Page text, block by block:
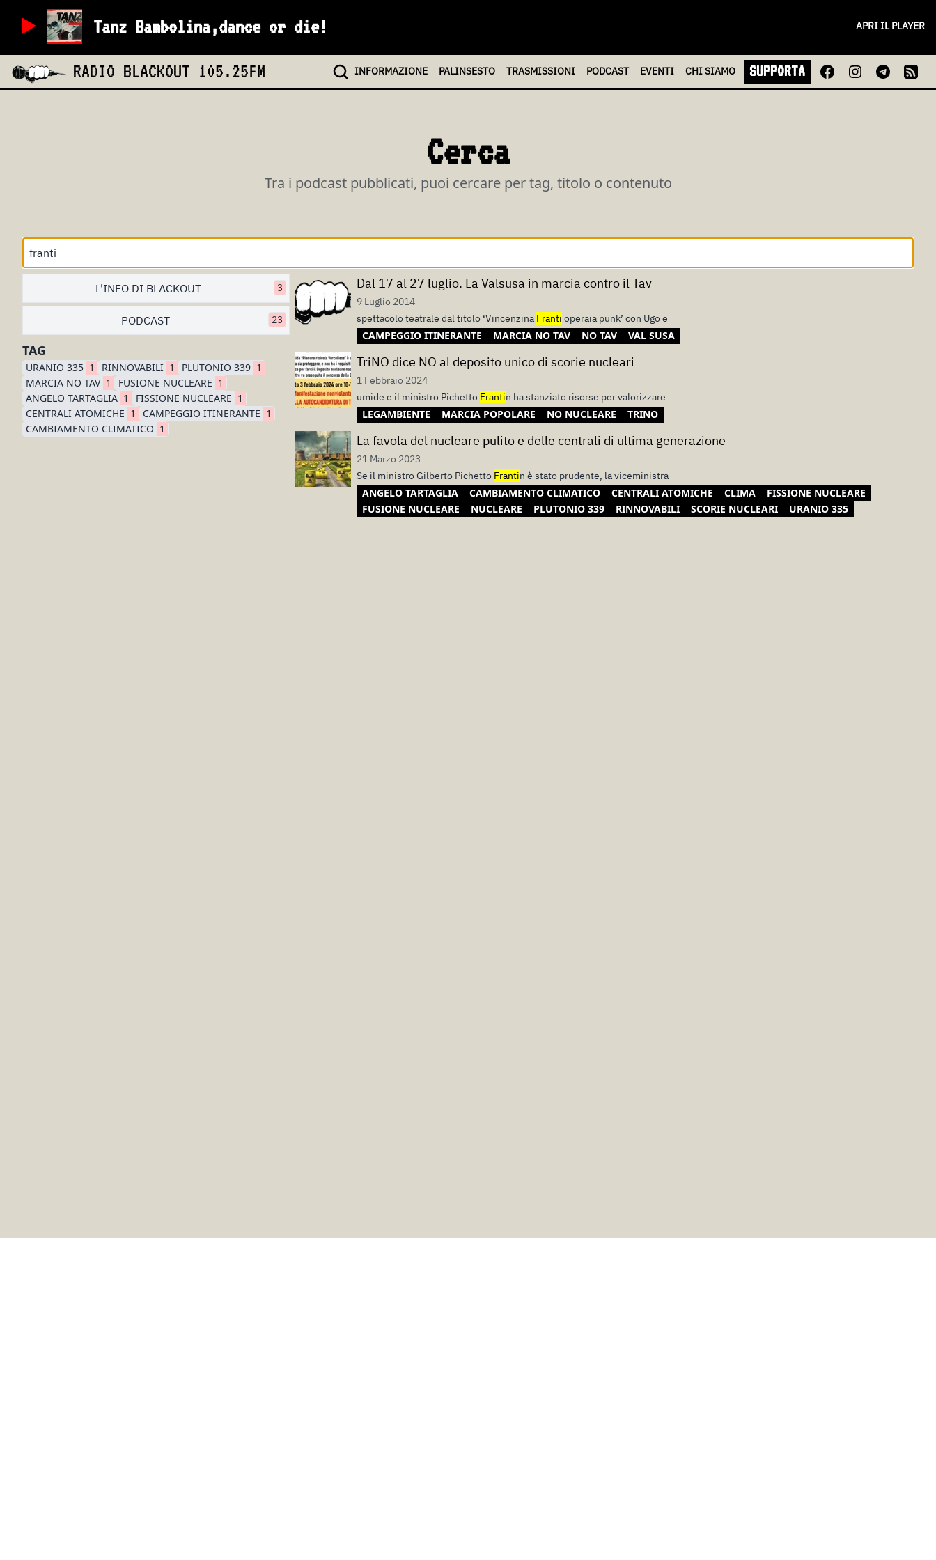
Tanz Bambolina,dance or die! APRI IL PLAYER
RADIO BLACKOUT 105.25FM INFORMAZIONE PALINSESTO TRASMISSIONI PODCAST EVENTI CHISIAMO SUPPORTA
Cerca
Tra i podcast pubblicati, puoi cercare per tag, titolo o contenuto
L'INFO DI BLACKOUT 3
PODCAST 23
TAG
URANIO 335 1 RINNOVABILI 1 PLUTONIO 339 1
MARCIA NO TAV 1 FUSIONE NUCLEARE 1
ANGELO TARTAGLIA 1 FISSIONE NUCLEARE 1
CENTRALI ATOMICHE 1 CAMPEGGIO ITINERANTE 1
CAMBIAMENTO CLIMATICO 1
Dal 17 al 27 luglio. La Valsusa in marcia contro il Tav
9 Luglio 2014
spettacolo teatrale dal titolo ‘Vincenzina Franti operaia punk’ con Ugo e
CAMPEGGIO ITINERANTE MARCIA NO TAV NO TAV VAL SUSA
TriNO dice NO al deposito unico di scorie nucleari
1 Febbraio 2024
umide e il ministro Pichetto Frantin ha stanziato risorse per valorizzare
LEGAMBIENTE MARCIA POPOLARE NO NUCLEARE TRINO
La favola del nucleare pulito e delle centrali di ultima generazione
21 Marzo 2023
Se il ministro Gilberto Pichetto Frantin è stato prudente, la viceministra
ANGELO TARTAGLIA CAMBIAMENTO CLIMATICO CENTRALI ATOMICHE CLIMA
FISSIONE NUCLEARE
FUSIONE NUCLEARE
NUCLEARE PLUTONIO 339 RINNOVABILI SCORIE NUCLEARI URANIO 335